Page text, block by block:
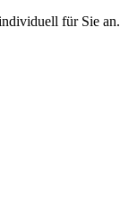
für Sie an.